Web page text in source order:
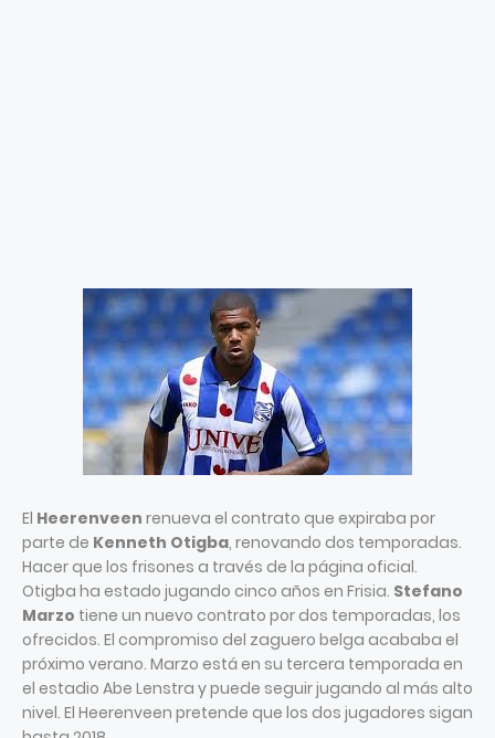
El Heerenveen renueva el contrato que expiraba por
parte de Kenneth Otigba, renovando dos temporadas.
Hacer que los frisones a través de la página oficial.
Otigba ha estado jugando cinco años en Frisia. Stefano
Marzo tiene un nuevo contrato por dos temporadas, los
ofrecidos. El compromiso del zaguero belga acababa el
próximo verano. Marzo está en su tercera temporada en
el estadio Abe Lenstra y puede seguir jugando al más alto
nivel. El Heerenveen pretende que los dos jugadores sigan